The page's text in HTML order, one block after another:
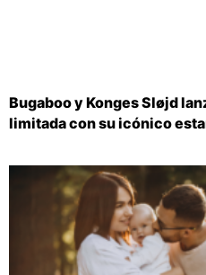
Bugaboo y Konges Sløjd
limitada con su icónico